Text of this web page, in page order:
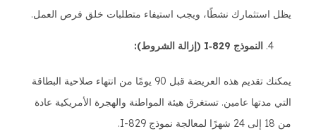
يظل استثمارك نشطًا، ويجب استيفاء متطلبات خلق فرص العمل.
النموذج I‑829 (إزالة الشروط):
يمكنك تقديم هذه العريضة قبل 90 يومًا من انتهاء صلاحية البطاقة
التي مدتها عامين. تستغرق هيئة المواطنة والهجرة الأمريكية عادة
من 18 إلى 24 شهرًا لمعالجة نموذج I-829.